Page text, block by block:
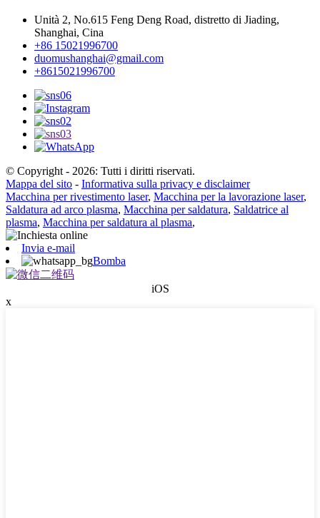
Unità 2, No.615 Feng Deng Road, distretto di Jiading,
Shanghai, Cina
+86 15021996700
duomushanghai@gmail.com
+8615021996700
© Copyright - 2026: Tutti i diritti riservati.
Mappa del sito - Informativa sulla privacy e disclaimer
Macchina per rivestimento laser, Macchina per la lavorazione laser,
Saldatura ad arco plasma, Macchina per saldatura, Saldatrice al
plasma, Macchina per saldatura al plasma,
Invia e-mail
Bomba
iOS
x